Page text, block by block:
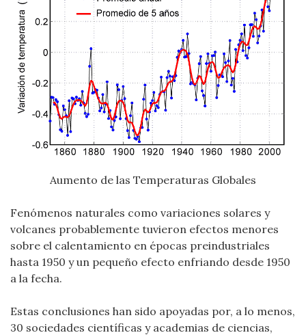
Aumento de las Temperaturas Globales
Fenómenos naturales como variaciones solares y
volcanes probablemente tuvieron efectos menores
sobre el calentamiento en épocas preindustriales
hasta 1950 y un pequeño efecto enfriando desde 1950
a la fecha.
Estas conclusiones han sido apoyadas por, a lo menos,
30 sociedades científicas y academias de ciencias,